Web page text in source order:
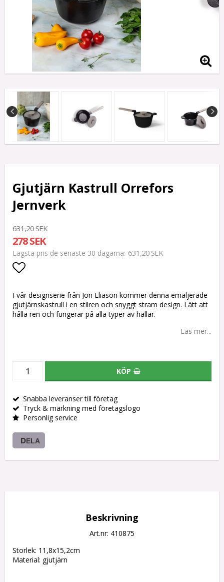
Gjutjärn Kastrull Orrefors
Jernverk
631,20 SEK
278 SEK
Lägsta pris de senaste 30 dagarna 631,20 SEK
Lägg till i favoritlistan
I vår designserie från Jon Eliason kommer denna emaljerade
gjutjärnskastrull i en stilren och snyggt stram design. Lätt att
hålla ren och fungerar på alla typer av hällar.
Läs mer...
KÖP
Snabba leveranser till företag
Tryck & märkning med företagslogo
Personlig service
DELA
Beskrivning
Art.nr: 410875
Storlek: 11,8x15,2cm
Material: gjutjärn